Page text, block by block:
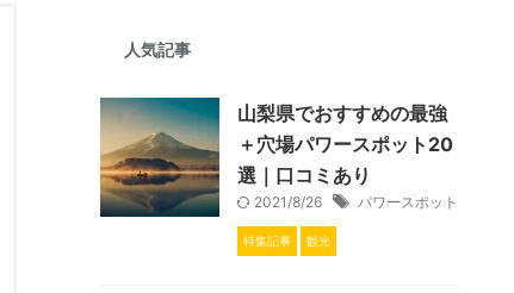
人気記事
山梨県でおすすめの最強
＋穴場パワースポット20
選｜口コミあり
2021/8/26 パワースポット
特集記事 観光